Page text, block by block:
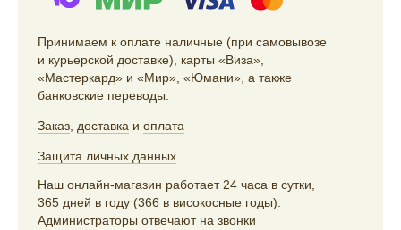
Принимаем к оплате наличные (при самовывозе
и курьерской доставке), карты «Виза»,
«Мастеркард» и «Мир», «Юмани», а также
банковские переводы.
Заказ, доставка и оплата
Защита личных данных
Наш онлайн-магазин работает 24 часа в сутки,
365 дней в году (366 в високосные годы).
Администраторы отвечают на звонки